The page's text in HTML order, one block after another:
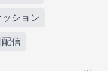
ション
信